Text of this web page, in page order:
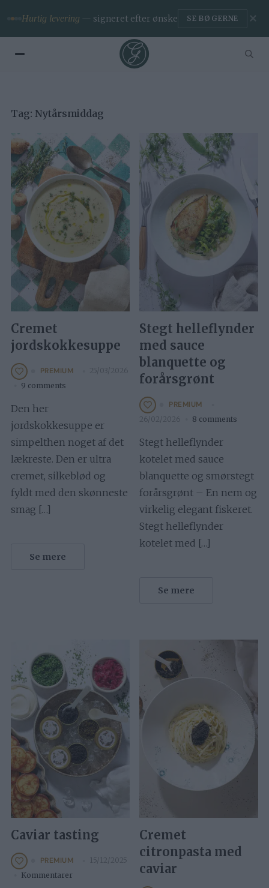
Hurtig levering — signeret efter ønske SE BØGERNE ✕
Tag: Nytårsmiddag
Cremet
jordskokkesuppe
PREMIUM
25/03/2026
9 comments
Den her
jordskokkesuppe er
simpelthen noget af det
lækreste. Den er ultra
cremet, silkeblød og
fyldt med den skønneste
smag […]
Se mere
Stegt helleflynder
med sauce
blanquette og
forårsgrønt
PREMIUM
26/02/2026 8 comments
Stegt helleflynder
kotelet med sauce
blanquette og smørstegt
forårsgrønt – En nem og
virkelig elegant fiskeret.
Stegt helleflynder
kotelet med […]
Se mere
Caviar tasting
PREMIUM
15/12/2025
Kommentarer
Cremet
citronpasta med
caviar